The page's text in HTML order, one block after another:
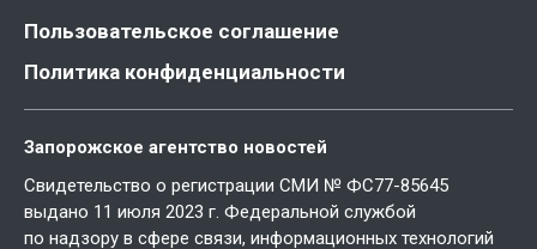
Пользовательское соглашение
Политика конфиденциальности
Запорожское агентство новостей
Свидетельство о регистрации СМИ № ФС77-85645
выдано 11 июля 2023 г. Федеральной службой
по надзору в сфере связи, информационных технологий